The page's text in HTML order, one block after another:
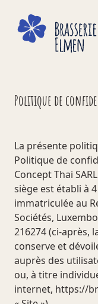
Politique de
La présente
Politique de
Concept Thai
siège est établi à
immatriculée au
Sociétés,
216274 (ci-après,
conserve et
auprès des
ou, à titre
internet, https://b